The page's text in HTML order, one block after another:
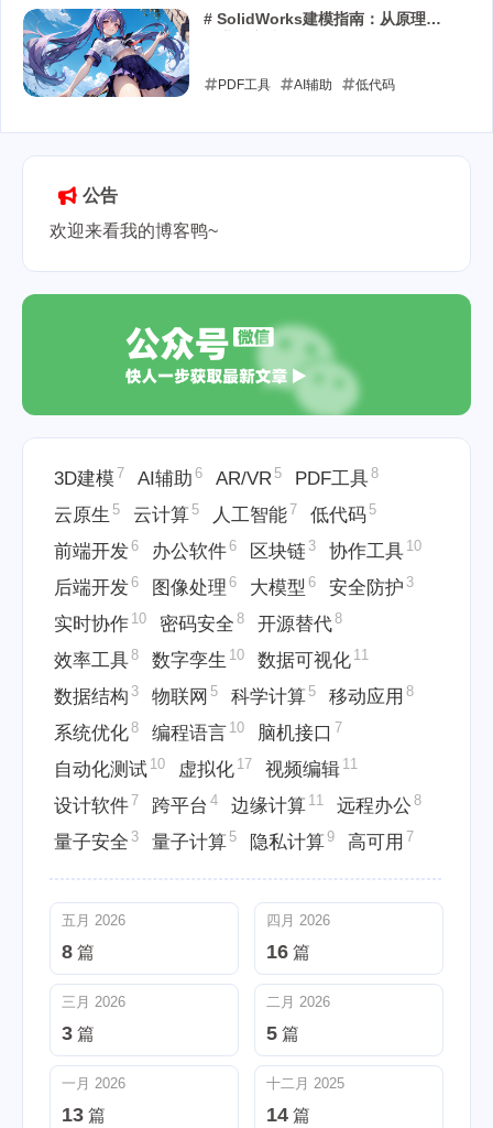
2025-11-26
# SolidWorks建模指南：从原理到
PDF工具 AI辅助 低代码
公告
欢迎来看我的博客鸭~
3D建模 7 AI辅助 6 AR/VR 5 PDF工具8
云原生 5 云计算 5 人工智能7 低代码 5
前端开发6 办公软件6 区块链 3 协作工具 10
后端开发6 图像处理 6 大模型 6 安全防护 3
实时协作 10 密码安全 8 开源替代8
效率工具8 数字孪生 10 数据可视化 11
数据结构 3 物联网 5 科学计算 5 移动应用 8
系统优化8 编程语言 10 脑机接口 7
自动化测试 10 虚拟化 17 视频编辑 11
设计软件7 跨平台 4 边缘计算 11 远程办公 8
量子安全 3 量子计算 5 隐私计算9 高可用 7
五月 2026
8 篇
四月 2026
16 篇
三月 2026
3 篇
二月 2026
5 篇
一月 2026
13 篇
十二月 2025
14 篇